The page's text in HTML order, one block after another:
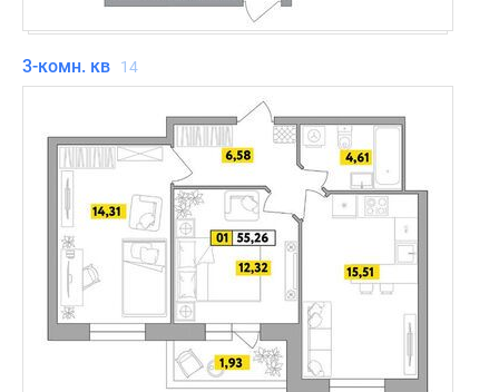
3-комн. кв 14